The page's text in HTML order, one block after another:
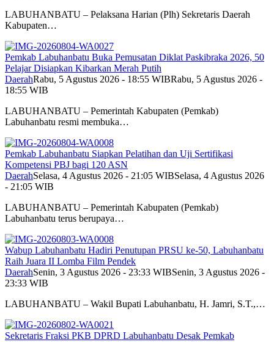
LABUHANBATU – Pelaksana Harian (Plh) Sekretaris Daerah
Kabupaten…
Pemkab Labuhanbatu Buka Pemusatan Diklat Paskibraka 2026, 50
Pelajar Disiapkan Kibarkan Merah Putih
DaerahRabu, 5 Agustus 2026 - 18:55 WIBRabu, 5 Agustus 2026 -
18:55 WIB
LABUHANBATU – Pemerintah Kabupaten (Pemkab)
Labuhanbatu resmi membuka…
Pemkab Labuhanbatu Siapkan Pelatihan dan Uji Sertifikasi
Kompetensi PBJ bagi 120 ASN
DaerahSelasa, 4 Agustus 2026 - 21:05 WIBSelasa, 4 Agustus 2026
- 21:05 WIB
LABUHANBATU – Pemerintah Kabupaten (Pemkab)
Labuhanbatu terus berupaya…
Wabup Labuhanbatu Hadiri Penutupan PRSU ke-50, Labuhanbatu
Raih Juara II Lomba Film Pendek
DaerahSenin, 3 Agustus 2026 - 23:33 WIBSenin, 3 Agustus 2026 -
23:33 WIB
LABUHANBATU – Wakil Bupati Labuhanbatu, H. Jamri, S.T.,…
Sekretaris Fraksi PKB DPRD Labuhanbatu Desak Pemkab